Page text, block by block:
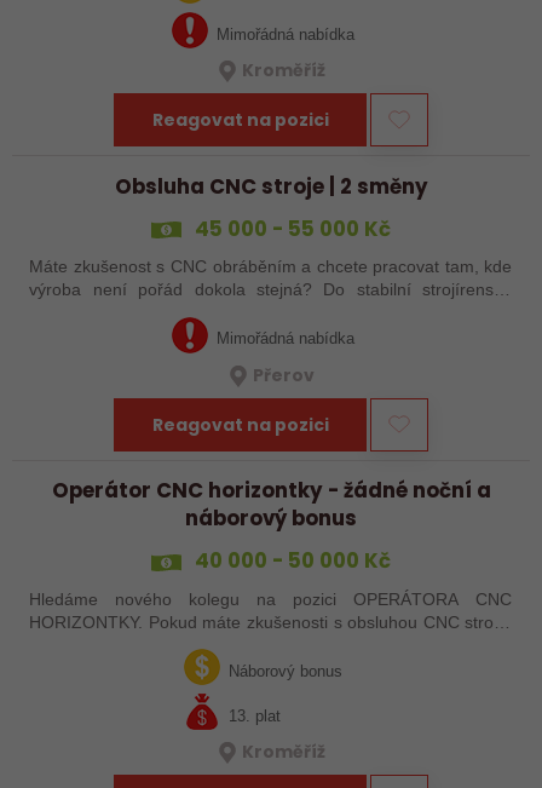
Mimořádná nabídka
Kroměříž
Reagovat na pozici
Obsluha CNC stroje | 2 směny
45 000 - 55 000 Kč
Máte zkušenost s CNC obráběním a chcete pracovat tam, kde
výroba není pořád dokola stejná? Do stabilní strojírenské
zakázkovou výrobu. Čeká Vás…Mimořádná nabídka
Přerov
Reagovat na pozici
Operátor CNC horizontky - žádné noční a
náborový bonus
40 000 - 50 000 Kč
Hledáme nového kolegu na pozici OPERÁTORA CNC
HORIZONTKY. Pokud máte zkušenosti s obsluhou CNC strojů,
orientujete se ve výkresové dokumentaci a máte chuť naučit se
něco nového, pak jste ideálním…Náborový bonus
13. plat
Kroměříž